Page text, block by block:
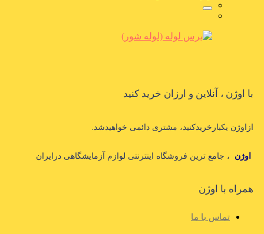
با اوژن ، آنلاین و ارزان خرید کنید
ازاوژن یکبارخریدکنید، مشتری دائمی خواهیدشد.
اوژن ، جامع ترین فروشگاه اینترنتی لوازم آزمایشگاهی درایران
همراه با اوژن
تماس با ما